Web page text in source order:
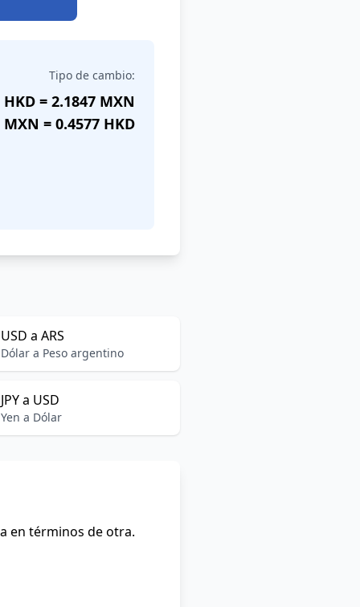
Tipo de cambio:
HKD = 2.1847 MXN
MXN = 0.4577 HKD
USD a ARS
Dólar a Peso argentino
JPY a USD
Yen a Dólar
en términos de otra.